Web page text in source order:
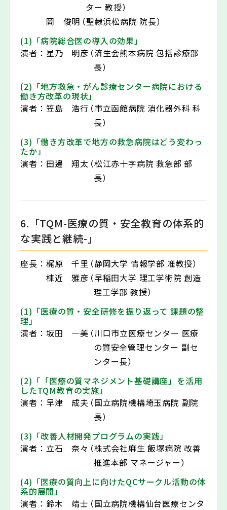
ター 教授）
岡 俊明（聖隷浜松病院 院長）
(1)「病院総合医の導入の効果」
演者： 星乃 明彦（済生会熊本病院 包括診療部
長）
(2)「地方救急・がん診療センター病院における
働き方改革の現状」
演者： 笠島 浩行（市立函館病院 消化器外科 科
長）
(3)「働き方改革で地方の救急病院はどう変わっ
たか」
演者： 田邊 翔太（松江赤十字病院 救急部 部
長）
6.「TQM-医療の質・安全教育の体系的
な実践と継続-」
座長： 梶原 千里（静岡大学 情報学部 准教授）
棟近 雅彦（早稲田大学 理工学術院 創造
理工学部 教授）
(1)「医療の質・安全研修を振り返って 課題の整
理」
演者： 坂田 一美（川口市立医療センター 医療
の質安全管理センター 副セ
ンター長）
(2)「「医療の質マネジメント基礎講座」を活用
したTQM教育の実施」
演者： 早津 成夫（国立病院機構埼玉病院 副院
長）
(3)「改善人材開発プログラムの実践」
演者： 立石 奈々（株式会社麻生 飯塚病院 改善
推進本部 マネージャー）
(4)「医療の質向上に向けたQCサークル活動の体
系的展開」
演者： 鈴木 靖士（国立病院機構仙台医療センタ